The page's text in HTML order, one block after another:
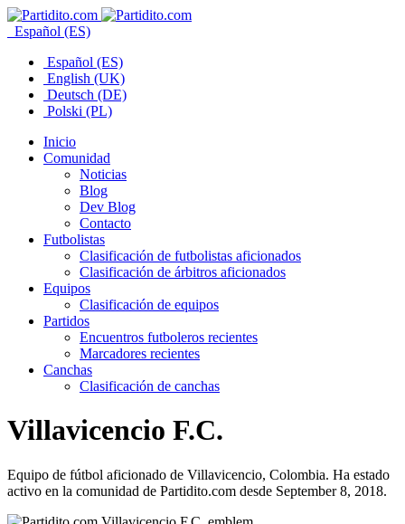
Español (ES)
Español (ES)
English (UK)
Deutsch (DE)
Polski (PL)
Inicio
Comunidad
Noticias
Blog
Dev Blog
Contacto
Futbolistas
Clasificación de futbolistas aficionados
Clasificación de árbitros aficionados
Equipos
Clasificación de equipos
Partidos
Encuentros futboleros recientes
Marcadores recientes
Canchas
Clasificación de canchas
Villavicencio F.C.
Equipo de fútbol aficionado de Villavicencio, Colombia. Ha estado
activo en la comunidad de Partidito.com desde September 8, 2018.